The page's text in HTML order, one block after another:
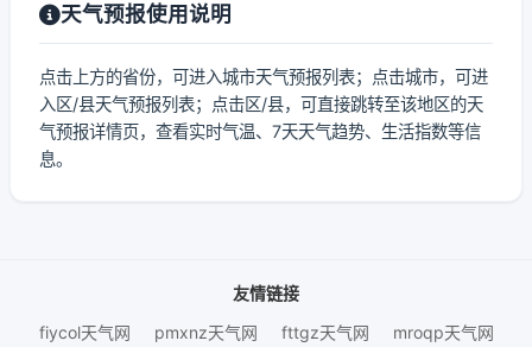
天气预报使用说明
点击上方的省份，可进入城市天气预报列表；点击城市，可进
入区/县天气预报列表；点击区/县，可直接跳转至该地区的天
气预报详情页，查看实时气温、7天天气趋势、生活指数等信
息。
友情链接
fiycol天气网
pmxnz天气网 fttgz天气网 mroqp天气网